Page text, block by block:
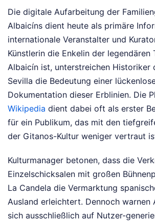
Die digitale Aufarbeitung der
Albaicíns dient heute als primäre
internationale Veranstalter und
Künstlerin die Enkelin der legendären
Albaicín ist, unterstreichen Historiker
Sevilla die Bedeutung einer
Dokumentation dieser Erblinien. Die
Wikipedia dient dabei oft als erster
für ein Publikum, das mit den
der Gitanos-Kultur weniger vertraut
Kulturmanager betonen, dass die
Einzelschicksalen mit großen
La Candela die Vermarktung
Ausland erleichtert. Dennoch warnen
sich ausschließlich auf Nutzer-